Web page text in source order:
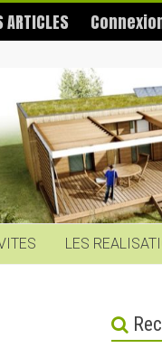
ARTICLES
LES